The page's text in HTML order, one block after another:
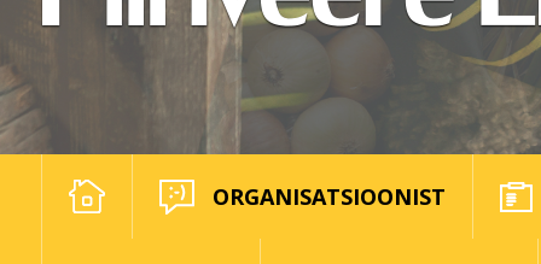
ORGANISATSIOONIST